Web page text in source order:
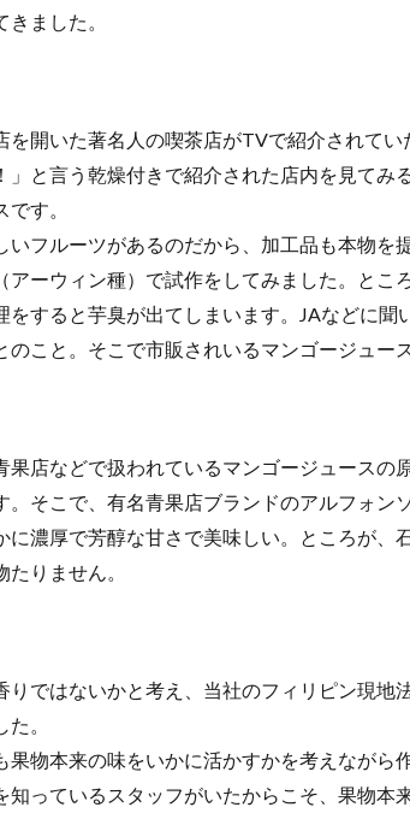
ました。
を開いた著名人の喫茶店がTVで紹介されて
」と言う乾燥付きで紹介された店内を見てみ
す。
いフルーツがあるのだから、加工品も本物を
アーウィン種）で試作をしてみました。とこ
をすると芋臭が出てしまいます。JAなどに聞
のこと。そこで市販されいるマンゴージュー
果店などで扱われているマンゴージュースの
。そこで、有名青果店ブランドのアルフォン
に濃厚で芳醇な甘さで美味しい。ところが、
りません。
りではないかと考え、当社のフィリピン現地
。
果物本来の味をいかに活かすかを考えながら
知っているスタッフがいたからこそ、果物本